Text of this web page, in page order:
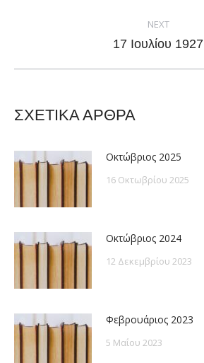
NEXT
Next
17 Ιουλίου 1927
ΣΧΕΤΙΚΑ ΑΡΘΡΑ
Οκτώβριος 2025
16 Οκτωβρίου 2025
Οκτώβριος 2024
12 Δεκεμβρίου 2023
Φεβρουάριος 2023
5 Μαΐου 2023